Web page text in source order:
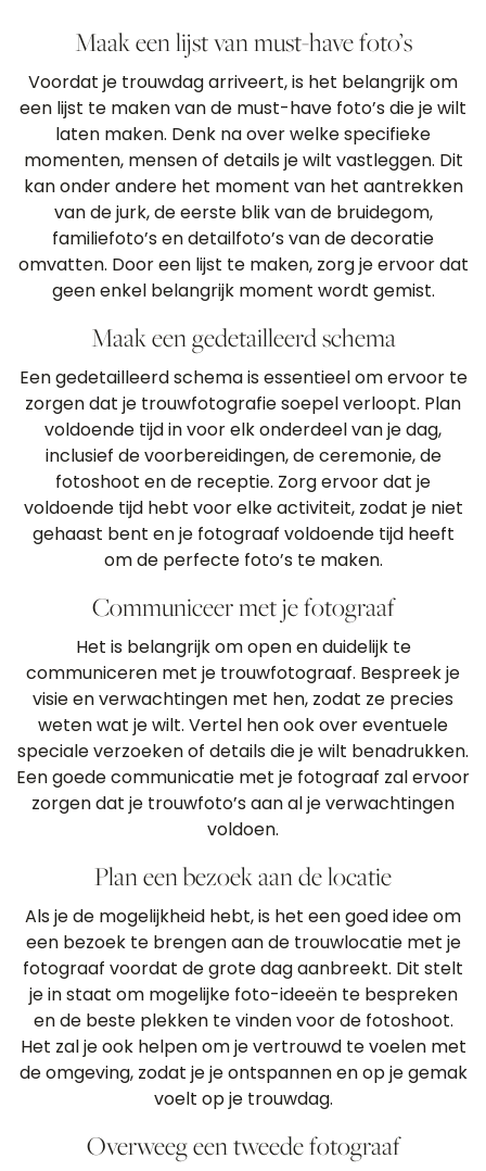
Maak een lijst van must-have foto’s
Voordat je trouwdag arriveert, is het belangrijk om
een lijst te maken van de must-have foto’s die je wilt
laten maken. Denk na over welke specifieke
momenten, mensen of details je wilt vastleggen. Dit
kan onder andere het moment van het aantrekken
van de jurk, de eerste blik van de bruidegom,
familiefoto’s en detailfoto’s van de decoratie
omvatten. Door een lijst te maken, zorg je ervoor dat
geen enkel belangrijk moment wordt gemist.
Maak een gedetailleerd schema
Een gedetailleerd schema is essentieel om ervoor te
zorgen dat je trouwfotografie soepel verloopt. Plan
voldoende tijd in voor elk onderdeel van je dag,
inclusief de voorbereidingen, de ceremonie, de
fotoshoot en de receptie. Zorg ervoor dat je
voldoende tijd hebt voor elke activiteit, zodat je niet
gehaast bent en je fotograaf voldoende tijd heeft
om de perfecte foto’s te maken.
Communiceer met je fotograaf
Het is belangrijk om open en duidelijk te
communiceren met je trouwfotograaf. Bespreek je
visie en verwachtingen met hen, zodat ze precies
weten wat je wilt. Vertel hen ook over eventuele
speciale verzoeken of details die je wilt benadrukken.
Een goede communicatie met je fotograaf zal ervoor
zorgen dat je trouwfoto’s aan al je verwachtingen
voldoen.
Plan een bezoek aan de locatie
Als je de mogelijkheid hebt, is het een goed idee om
een bezoek te brengen aan de trouwlocatie met je
fotograaf voordat de grote dag aanbreekt. Dit stelt
je in staat om mogelijke foto-ideeën te bespreken
en de beste plekken te vinden voor de fotoshoot.
Het zal je ook helpen om je vertrouwd te voelen met
de omgeving, zodat je je ontspannen en op je gemak
voelt op je trouwdag.
Overweeg een tweede fotograaf